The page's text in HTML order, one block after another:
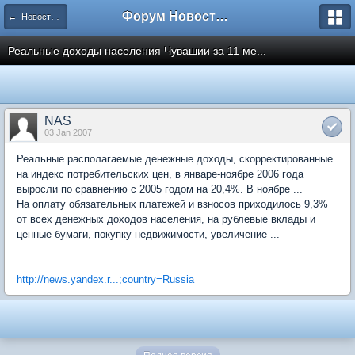
← Новости рынка недвижимости Форум Новостройки
Реальные доходы населения Чувашии за 11 ме...
NAS
03 Jan 2007
Реальные располагаемые денежные доходы, скорректированные
на индекс потребительских цен, в январе-ноябре 2006 года
выросли по сравнению с 2005 годом на 20,4%. В ноябре ...
На оплату обязательных платежей и взносов приходилось 9,3%
от всех денежных доходов населения, на рублевые вклады и
ценные бумаги, покупку недвижимости, увеличение ...
http://news.yandex.r...;country=Russia